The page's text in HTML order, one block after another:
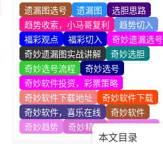
本文目录
遗漏图选号 遗漏图
选胆思路
趋势收索，小马哥复利
趋势切入
福彩观点
福彩切入
奇妙遗漏选号
奇妙遗漏图实战讲解
奇妙选胆
奇妙选号流程
奇妙选号
奇妙软件投资，彩票策略
奇妙软件下载地址
奇妙软件下载
奇妙软件，喜乐在线
奇妙软件
奇妙趋势
奇妙精髓 奇妙技术站